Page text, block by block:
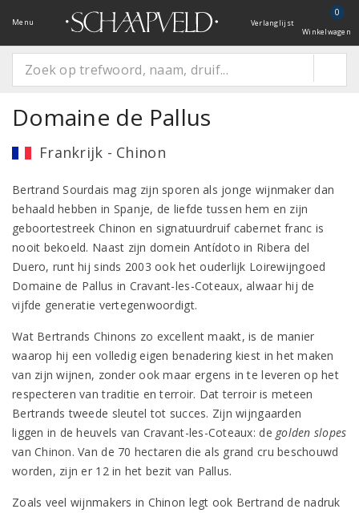
Menu Verlanglijst
0
Winkelwagen
Domaine de Pallus
Frankrijk - Chinon
Bertrand Sourdais mag zijn sporen als jonge wijnmaker dan
behaald hebben in Spanje, de liefde tussen hem en zijn
geboortestreek Chinon en signatuurdruif cabernet franc is
nooit bekoeld. Naast zijn domein Antídoto in Ribera del
Duero, runt hij sinds 2003 ook het ouderlijk Loirewijngoed
Domaine de Pallus in Cravant-les-Coteaux, alwaar hij de
vijfde generatie vertegenwoordigt.
Wat Bertrands Chinons zo excellent maakt, is de manier
waarop hij een volledig eigen benadering kiest in het maken
van zijn wijnen, zonder ook maar ergens in te leveren op het
respecteren van traditie en terroir. Dat terroir is meteen
Bertrands tweede sleutel tot succes. Zijn wijngaarden
liggen in de heuvels van Cravant-les-Coteaux: de golden slopes
van Chinon. Van de 70 hectaren die als grand cru beschouwd
worden, zijn er 12 in het bezit van Pallus.
Zoals veel wijnmakers in Chinon legt ook Bertrand de nadruk